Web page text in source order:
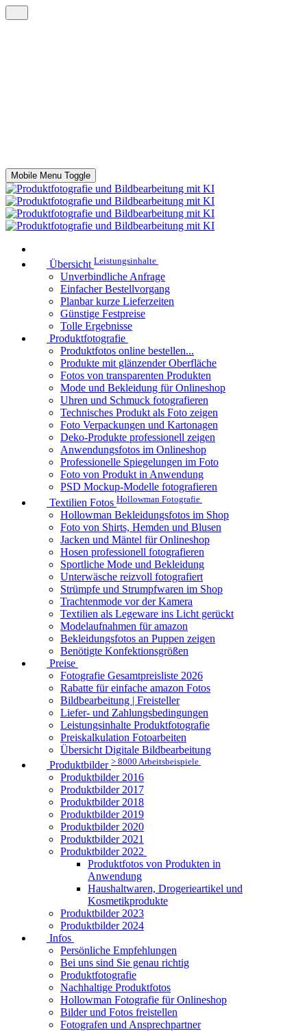
Mobile Menu Toggle
Übersicht Leistungsinhalte
Unverbindliche Anfrage
Einfacher Bestellvorgang
Planbar kurze Lieferzeiten
Günstige Festpreise
Tolle Ergebnisse
Produktfotografie
Produktfotos online bestellen...
Produkte mit glänzender Oberfläche
Fotos von transparenten Produkten
Mode und Bekleidung für Onlineshop
Uhren und Schmuck fotografieren
Technisches Produkt als Foto zeigen
Foto Verpackungen und Kartonagen
Deko-Produkte professionell zeigen
Anwendungsfotos im Onlineshop
Professionelle Spiegelungen im Foto
Foto von Produkt in Anwendung
PSD Mockup-Modelle fotografieren
Textilien Fotos Hollowman Fotografie
Hollowman Bekleidungsfotos im Shop
Foto von Shirts, Hemden und Blusen
Jacken und Mäntel für Onlineshop
Hosen professionell fotografieren
Sportliche Mode und Bekleidung
Unterwäsche reizvoll fotografiert
Strümpfe und Strumpfwaren im Shop
Trachtenmode vor der Kamera
Textilien als Legeware ins Licht gerückt
Modelaufnahmen für amazon
Bekleidungsfotos an Puppen zeigen
Benötigte Konfektionsgrößen
Preise
Fotografie Gesamtpreisliste 2026
Rabatte für einfache amazon Fotos
Bildbearbeitung | Freisteller
Liefer- und Zahlungsbedingungen
Leistungsinhalte Produktfotografie
Preiskalkulation Fotoarbeiten
Übersicht Digitale Bildbearbeitung
Produktbilder > 8000 Arbeitsbeispiele
Produktbilder 2016
Produktbilder 2017
Produktbilder 2018
Produktbilder 2019
Produktbilder 2020
Produktbilder 2021
Produktbilder 2022
Produktfotos von Produkten in
Anwendung
Haushaltwaren, Drogerieartikel und
Kosmetikprodukte
Produktbilder 2023
Produktbilder 2024
Infos
Persönliche Empfehlungen
Bei uns sind Sie genau richtig
Produktfotografie
Nachhaltige Produktfotos
Hollowman Fotografie für Onlineshop
Bilder und Fotos freistellen
Fotografen und Ansprechpartner